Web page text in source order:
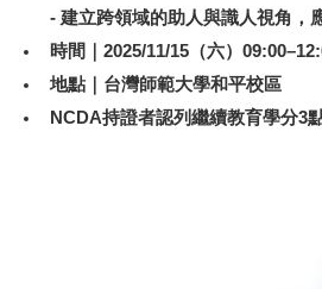
-建立跨領域的助人與識人視角，
時間｜2025/11/15（六）
地點｜台灣師範大學和平校區
NCDA持證者認列繼續教育學分3